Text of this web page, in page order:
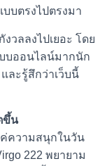
บตรงไปตรงมา
วลลงไปเยอะ โดย
บออนไลน์มากนัก
ละรู้สึกว่าเว็บนี้
ขึ้น
ความสนุกในวัน
222 พยายาม